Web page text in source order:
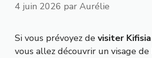
4 juin 2026 par Aurélie
Si vous prévoyez de visiter
vous allez découvrir un visage